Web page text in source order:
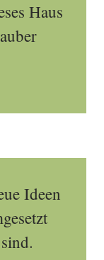
Haus
Ideen